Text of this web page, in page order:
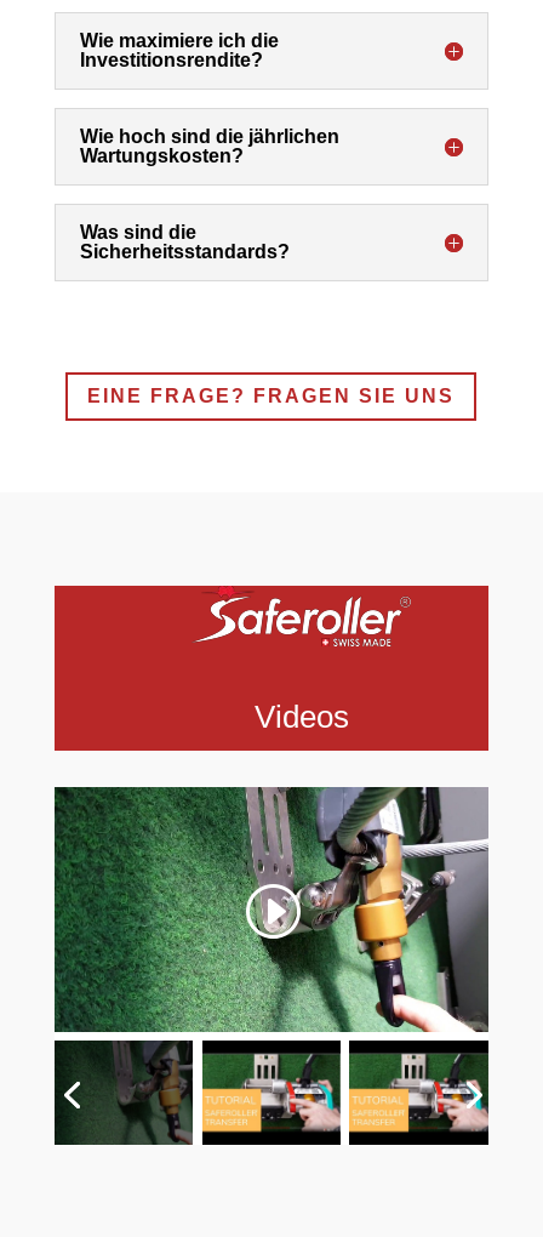
Wie maximiere ich die
Investitionsrendite?
Wie hoch sind die jährlichen
Wartungskosten?
Was sind die
Sicherheitsstandards?
EINE FRAGE? FRAGEN SIE UNS
Videos